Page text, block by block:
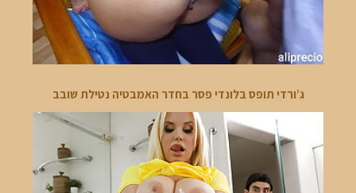
ג’ורדי תופס בלונדי פסר בחדר האמבטיה נטילת שובב